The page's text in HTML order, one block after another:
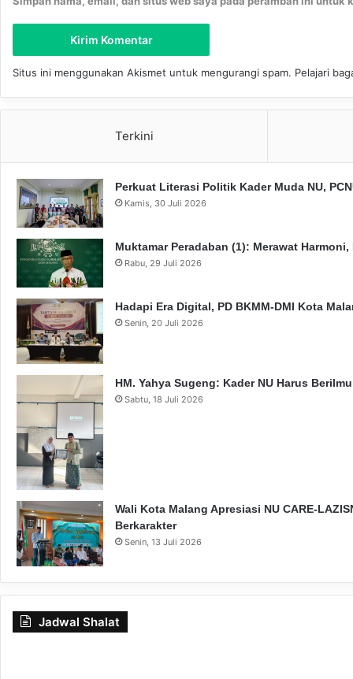
Situs ini menggunakan Akismet untuk mengurangi spam. Pelajari
Terkini
Perkuat Literasi Politik Kader Muda NU,
Kamis, 30 Juli 2026
Muktamar Peradaban (1): Merawat
Rabu, 29 Juli 2026
Hadapi Era Digital, PD BKMM-DMI Kota
Senin, 20 Juli 2026
HM. Yahya Sugeng: Kader NU Harus
Sabtu, 18 Juli 2026
Wali Kota Malang Apresiasi NU CARE-
Berkarakter
Senin, 13 Juli 2026
Jadwal Shalat